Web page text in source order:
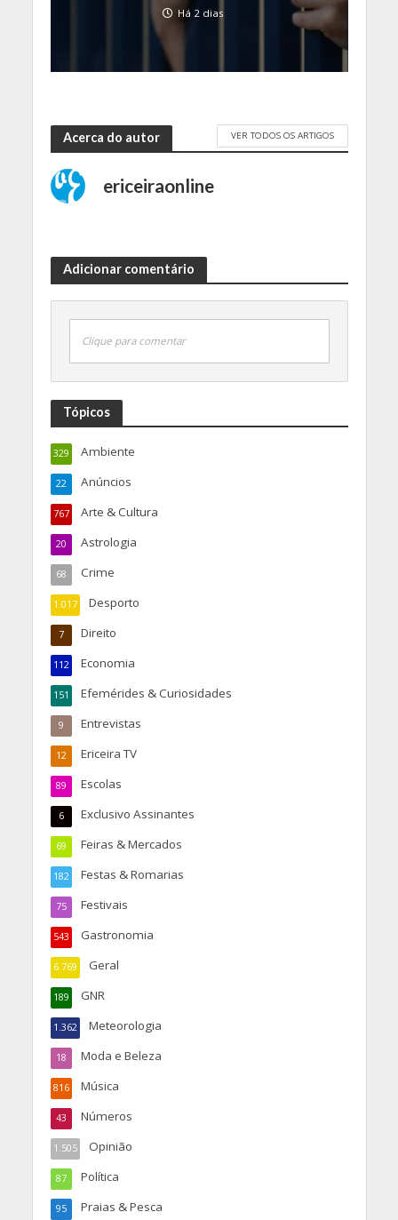
Há 2 dias
Acerca do autor VER TODOS OS ARTIGOS
ericeiraonline
Adicionar comentário
Clique para comentar
Tópicos
Ambiente
329
Anúncios
22
Arte & Cultura
767
Astrologia
20
Crime
68
Desporto
1.017
Direito
7
Economia
112
Efemérides & Curiosidades
151
Entrevistas
9
Ericeira TV
12
Escolas
89
Exclusivo Assinantes
6
Feiras & Mercados
69
Festas & Romarias
182
Festivais
75
Gastronomia
543
Geral
6.769
GNR
189
Meteorologia
1.362
Moda e Beleza
18
Música
816
Números
43
Opinião
1.505
Política
87
Praias & Pesca
95